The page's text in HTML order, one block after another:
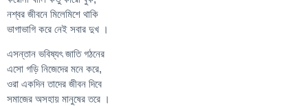
নশ্বর জীবনে মিলেমিশে থাকি
ভাগাভাগি করে নেই সবার দুখ ।
এসন্তান ভবিষ্যৎ জাতি গঠনের
এসো গড়ি নিজেদের মনে করে,
ওরা একদিন তাদের জীবন দিবে
সমাজের অসহায় মানুষের তরে ।